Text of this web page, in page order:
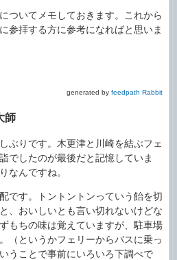
ついてメモしておきます。これから
参拝する方に参考になればと思いま
generated by feedpath Rabbit
師
ぶりです。木更津と川崎を結ぶフェ
でしたのが最後だと記憶していま
なんですね。
です。トントントンっていう飴を切
、おいしいとも言い切れないけどな
もちの味は覚えていますが、駐車場
（というかフェリーからバスに乗っ
うことで事前にいろいろ下調べで